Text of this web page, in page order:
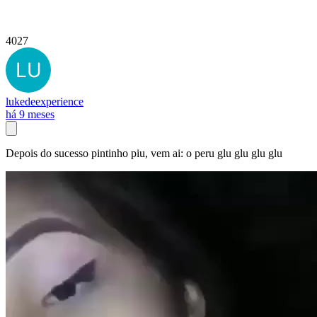
4027
lukedeexperience
há 9 meses
Depois do sucesso pintinho piu, vem ai: o peru glu glu glu glu